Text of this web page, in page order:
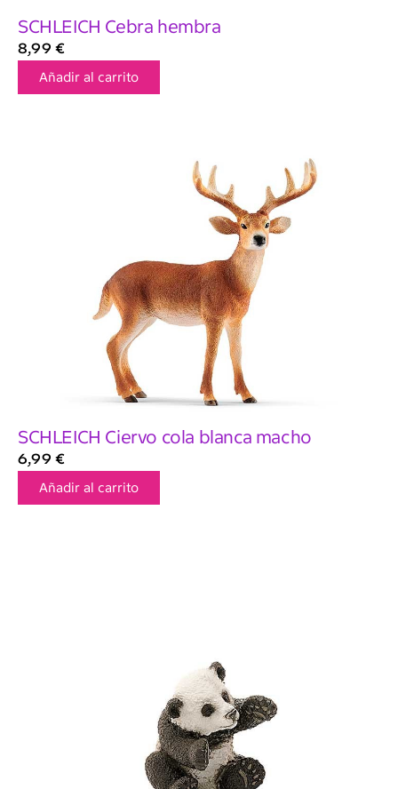
SCHLEICH Cebra hembra
8,99 €
Añadir al carrito
SCHLEICH Ciervo cola blanca macho
6,99 €
Añadir al carrito